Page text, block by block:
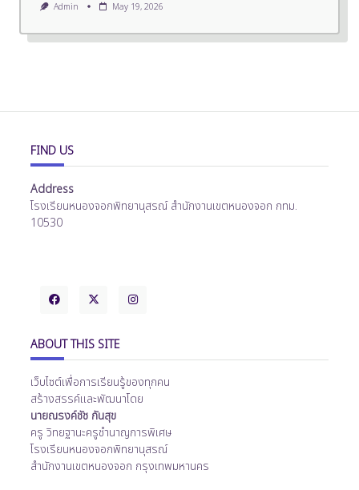
Admin May 19, 2026
FIND US
Address
โรงเรียนหนองจอกพิทยานุสรณ์ สำนักงานเขตหนองจอก กทม.
10530
ABOUT THIS SITE
เว็บไซต์เพื่อการเรียนรู้ของทุกคน
สร้างสรรค์และพัฒนาโดย
นายณรงค์ชัช กันสุข
ครู วิทยฐานะครูชำนาญการพิเศษ
โรงเรียนหนองจอกพิทยานุสรณ์
สำนักงานเขตหนองจอก กรุงเทพมหานคร